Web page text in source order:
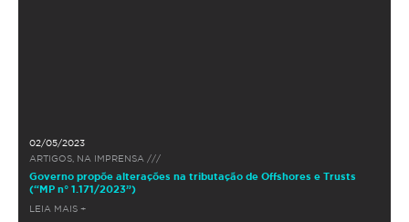
02/05/2023
ARTIGOS, NA IMPRENSA ///
Governo propõe alterações na tributação de Offshores e Trusts
(“MP n° 1.171/2023”)
LEIA MAIS +